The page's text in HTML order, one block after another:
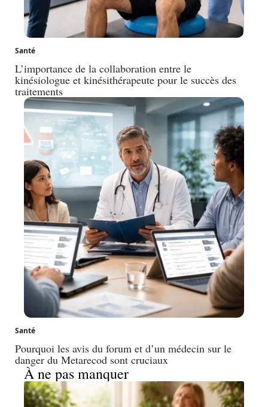
Santé
L’importance de la collaboration entre le
kinésiologue et kinésithérapeute pour le succès des
traitements
Santé
Pourquoi les avis du forum et d’un médecin sur le
danger du Metarecod sont cruciaux
À ne pas manquer